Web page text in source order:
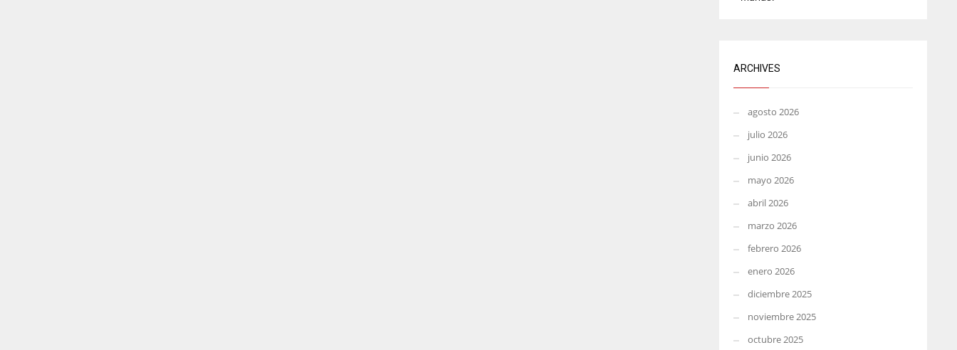
ARCHIVES
agosto 2026
julio 2026
junio 2026
mayo 2026
abril 2026
marzo 2026
febrero 2026
enero 2026
diciembre 2025
noviembre 2025
octubre 2025